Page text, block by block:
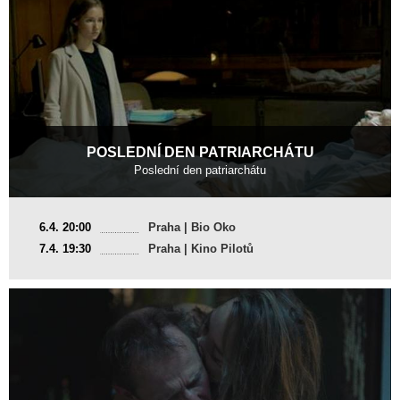
POSLEDNÍ DEN PATRIARCHÁTU
Poslední den patriarchátu
2021, 16 min
Režie: Olmo Omerzu
6.4. 20:00
Praha | Bio Oko
7.4. 19:30
Praha | Kino Pilotů